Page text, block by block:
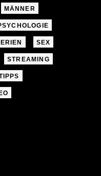
MÄNNER
SEX
STREAMING